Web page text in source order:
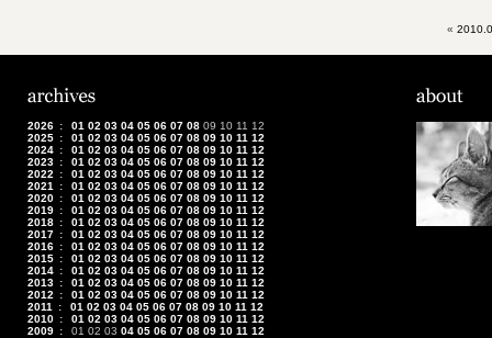
«
2026 : 01 02 03 04 05 06 07 08 09 10 11 12
2025 : 01 02 03 04 05 06 07 08 09 10 11 12
2024 : 01 02 03 04 05 06 07 08 09 10 11 12
2023 : 01 02 03 04 05 06 07 08 09 10 11 12
2022
: 01 02 03 04 05 06 07 08 09 10 11 12
2021
: 01 02 03 04 05 06 07 08 09 10 11 12
2020 : 01 02 03 04 05 06 07 08 09 10 11 12
2019 : 01 02 03 04 05 06 07 08 09 10 11 12
2018 : 01 02 03 04 05 06 07 08 09 10 11 12
2017 : 01 02 03 04 05 06 07 08 09 10 11 12
2016 : 01 02 03 04 05 06 07 08 09 10 11 12
2015 : 01 02 03 04 05 06 07 08 09 10 11 12
2014 : 01 02 03 04 05 06 07 08 09 10 11 12
2013 : 01 02 03 04 05 06 07 08 09 10 11 12
2012
: 01 02 03 04 05 06 07 08 09 10 11 12
2011
: 01 02 03 04 05 06 07 08 09 10 11 12
2010 : 01 02 03 04 05 06 07 08 09 10 11 12
2009 : 01 02 03 04 05 06 07 08 09 10 11 12